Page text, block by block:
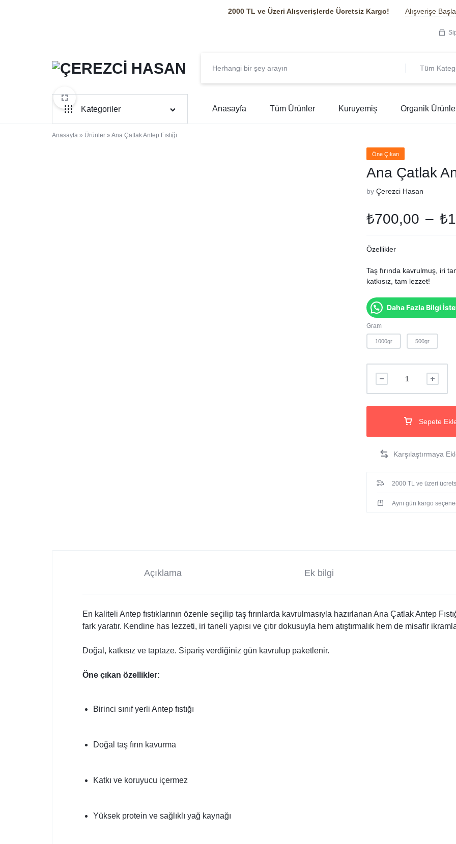
2000 TL ve Üzeri Alışverişlerde Ücretsiz Kargo! Alışverişe Başla
HASAN
EN
TAZESI
Tüm
Kategoriler
Kuruyemiş
Anasayfa Tüm Ürünler Kuruyemiş Organik
Anasayfa » Ürünler » Ana Çatlak Antep Fıstığı
Öne Çıkan
Ana Çatlak
byÇerezci Hasan
₺700,00 – ₺
Özellikler
Taş fırında kavrulmuş, iri
katkısız, tam lezzet!
Daha Fazla Bilgi
Gram
1000gr 500gr
Sepete
2000 TL ve üzeri
Aynı gün kargo
Açıklama Ek bilgi
En kaliteli Antep fıstıklarının özenle seçilip taş fırınlarda kavrulmasıyla hazırlanan Ana Çatlak Antep
fark yaratır. Kendine has lezzeti, iri taneli yapısı ve çıtır dokusuyla hem atıştırmalık hem de misafir
Doğal, katkısız ve taptaze. Sipariş verdiğiniz gün kavrulup paketlenir.
Öne çıkan özellikler:
Birinci sınıf yerli Antep fıstığı
Doğal taş fırın kavurma
Katkı ve koruyucu içermez
Yüksek protein ve sağlıklı yağ kaynağı